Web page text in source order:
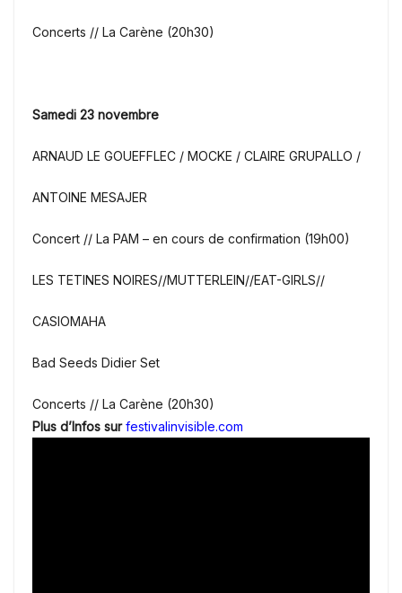
Concerts // La Carène (20h30)
Samedi 23 novembre
ARNAUD LE GOUEFFLEC / MOCKE / CLAIRE GRUPALLO /
ANTOINE MESAJER
Concert // La PAM – en cours de confirmation (19h00)
LES TETINES NOIRES//MUTTERLEIN//EAT-GIRLS//
CASIOMAHA
Bad Seeds Didier Set
Concerts // La Carène (20h30)
Plus d’Infos sur festivalinvisible.com